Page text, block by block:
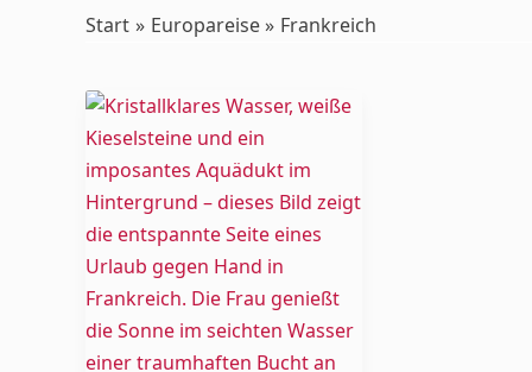
Start Europareise Frankreich
Urlaub
gegen
Hand
in
Frankreich
–
Housesitting
am